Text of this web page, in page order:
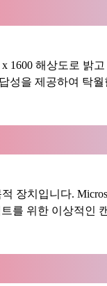
1600 해상도로 밝
성을 제공하여 탁
장치입니다.
를 위한 이상적인